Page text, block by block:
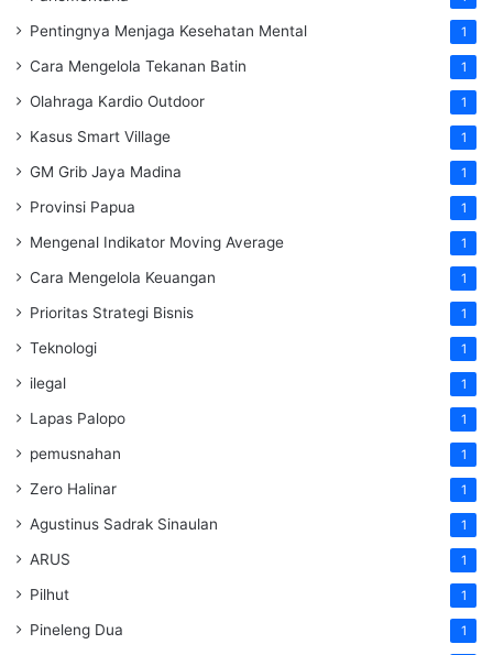
Pentingnya Menjaga Kesehatan Mental 1
Cara Mengelola Tekanan Batin 1
Olahraga Kardio Outdoor 1
Kasus Smart Village 1
GM Grib Jaya Madina 1
Provinsi Papua 1
Mengenal Indikator Moving Average 1
Cara Mengelola Keuangan 1
Prioritas Strategi Bisnis 1
Teknologi 1
ilegal 1
Lapas Palopo 1
pemusnahan 1
Zero Halinar 1
Agustinus Sadrak Sinaulan 1
ARUS 1
Pilhut 1
Pineleng Dua 1